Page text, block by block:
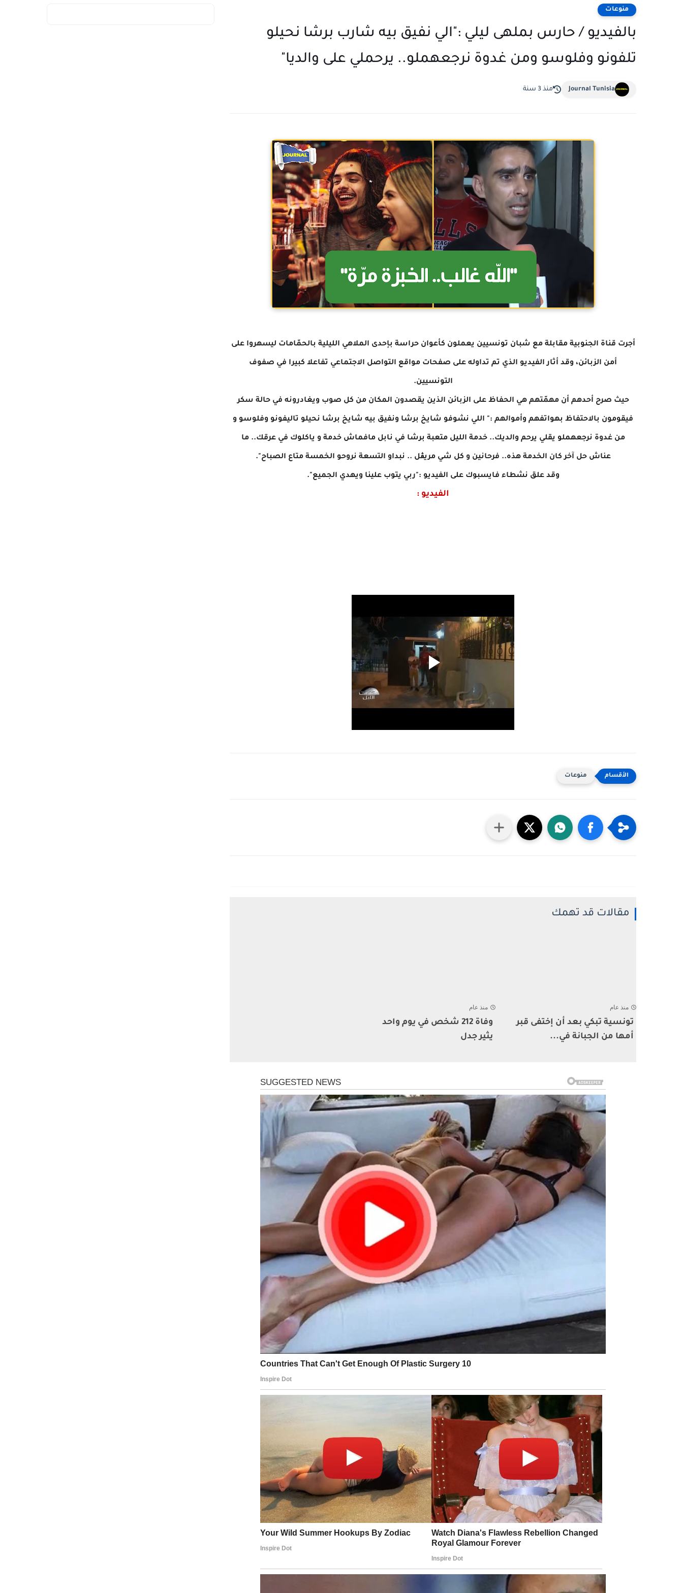
منوعات
بالفيديو / حارس بملهى ليلي :"الي نفيق بيه شارب برشا نحيلو
تلفونو وفلوسو ومن غدوة نرجعهملو.. يرحملي على والديا"
Journal Tunisia منذ 3 سنة
أجرت قناة الجنوبية مقابلة مع شبان تونسيين يعملون كأعوان حراسة بإحدى الملاهي الليلية بالحمّامات ليسهروا على
أمن الزبائن، وقد أثار الفيديو الذي تم تداوله على صفحات مواقع التواصل الاجتماعي تفاعلا كبيرا في صفوف
التونسيين.
حيث صرح أحدهم أن مهمّتهم هي الحفاظ على الزبائن الذين يقصدون المكان من كل صوب ويغادرونه في حالة سكر
فيقومون بالاحتفاظ بهواتفهم وأموالهم :" اللي نشوفو شايخ برشا ونفيق بيه شايخ برشا نحيلو تاليفونو وفلوسو و
من غدوة نرجعهملو يقلي يرحم والديك.. خدمة الليل متعبة برشا في نابل مافماش خدمة و ياكلوك في عرقك.. ما
عناش حل آخر كان الخدمة هذه.. فرحانين و كل شي مريڨل .. نبداو التسعة نروحو الخمسة متاع الصباح".
وقد علق نشطاء فايسبوك على الفيديو :"ربي يتوب علينا ويهدي الجميع".
الفيديو :
منوعات
مقالات قد تهمك
منذ عام
تونسية تبكي بعد أن إختفى قبر
أمها من الجبانة في...
منذ عام
وفاة 212 شخص في يوم واحد
يثير جدل